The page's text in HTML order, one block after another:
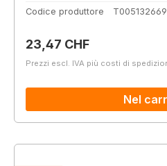
Codice produttore
Prezzo normale:
23,47 CHF
Prezzi escl. IVA più costi di
Nel